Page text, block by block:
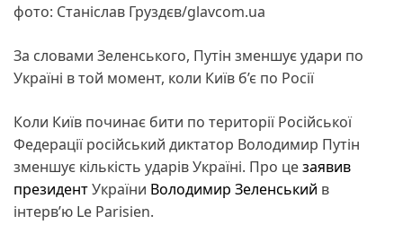
фото: Станіслав Груздєв/glavcom.ua
За словами Зеленського, Путін зменшує удари по
Україні в той момент, коли Київ б’є по Росії
Коли Київ починає бити по території Російської
Федерації російський диктатор Володимир Путін
зменшує кількість ударів Україні. Про цезаявив
президентУкраїни Володимир Зеленський в
інтерв’ю Le Parisien.